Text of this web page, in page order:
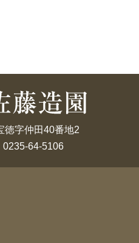
字仲田40番地2
64-5106